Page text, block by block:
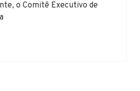
o Comitê Executivo de